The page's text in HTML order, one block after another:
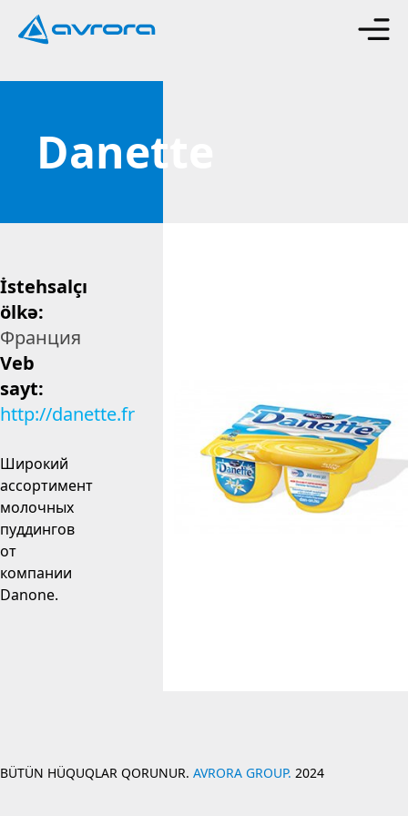
Danette
İstehsalçı
ölkə:
Франция
Veb
sayt:
http://danette.fr
Широкий
ассортимент
молочных
пуддингов
от
компании
Danone.
BÜTÜN HÜQUQLAR QORUNUR. AVRORA GROUP. 2024